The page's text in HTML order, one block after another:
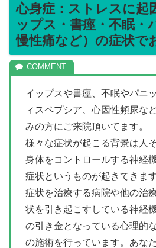
心身症：ストレスに起
ップス・書痙・不眠・
慢性痛など）の症状で
イップスや書痙、不眠やパニ
ィスペプシア、心因性頻尿な
みの方にご来院頂いてます。
様々な症状が起こる背景は人
身体をコントロールする神経
症状というものが起きてきます
症状を治療する病院や他の治
状を引き起こすしている神経
の引き金となっている心理的
の施術を行っています。あな